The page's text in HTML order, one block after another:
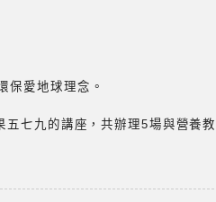
保愛地球理念。
七九的講座，共辦理5場與營養